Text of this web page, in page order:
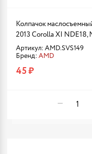
Колпачок
2013 Corolla XI NDE18,
Артикул: AMD.SVS149
Бренд: AMD
45 ₽